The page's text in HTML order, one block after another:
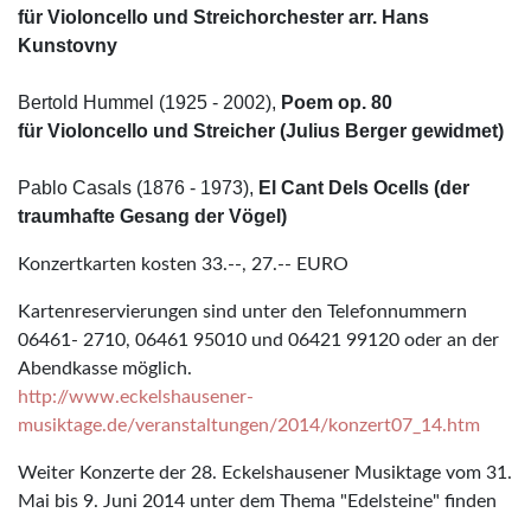
für Violoncello und Streichorchester arr. Hans
Kunstovny
Bertold Hummel (1925 - 2002), Poem op. 80
für Violoncello und Streicher (Julius Berger gewidmet)
Pablo Casals (1876 - 1973), El Cant Dels Ocells (der
traumhafte Gesang der Vögel)
Konzertkarten kosten 33.--, 27.-- EURO
Kartenreservierungen sind unter den Telefonnummern
06461- 2710, 06461 95010 und 06421 99120 oder an der
Abendkasse möglich.
http://www.eckelshausener-
musiktage.de/veranstaltungen/2014/konzert07_14.htm
Weiter Konzerte der 28. Eckelshausener Musiktage vom 31.
Mai bis 9. Juni 2014 unter dem Thema "Edelsteine" finden